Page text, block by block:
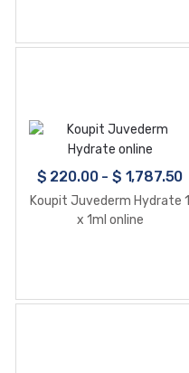
$ 220.00- $ 1,787.50
Koupit Juvederm Hydrate 1
x 1ml online